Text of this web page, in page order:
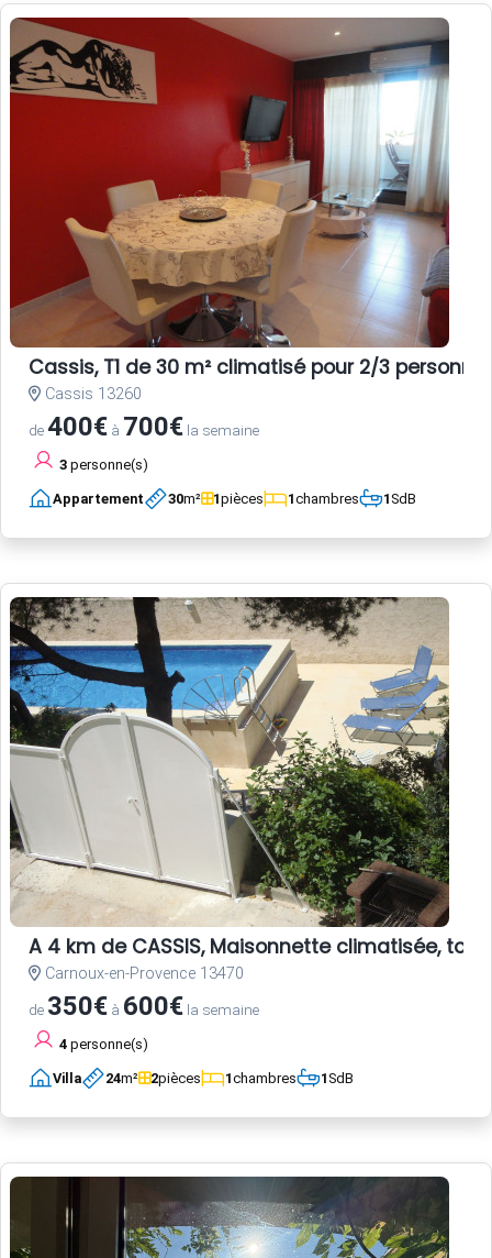
Cassis, T1 de 30 m² climatisé pour 2/3
Cassis 13260
de400€ à 700€ la semaine
3 personne(s)
Appartement 30m² 1pièces 1chambres 1SdB
A 4 km de CASSIS, Maisonnette climatisée,
Carnoux-en-Provence 13470
de 350€ à 600€ la semaine
4 personne(s)
Villa 24m² 2pièces 1chambres 1SdB